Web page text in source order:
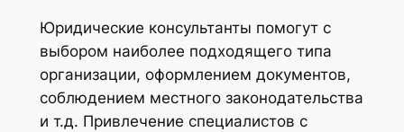
Юридические консультанты помогут с
выбором наиболее подходящего типа
организации, оформлением документов,
соблюдением местного законодательства
и т.д. Привлечение специалистов с